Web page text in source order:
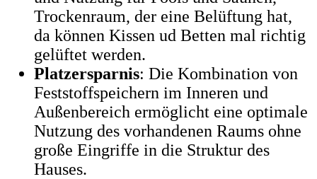
Trockenraum, der eine Belüftung hat,
da können Kissen ud Betten mal richtig
gelüftet werden.
Platzersparnis: Die Kombination von
Feststoffspeichern im Inneren und
Außenbereich ermöglicht eine optimale
Nutzung des vorhandenen Raums ohne
große Eingriffe in die Struktur des
Hauses.